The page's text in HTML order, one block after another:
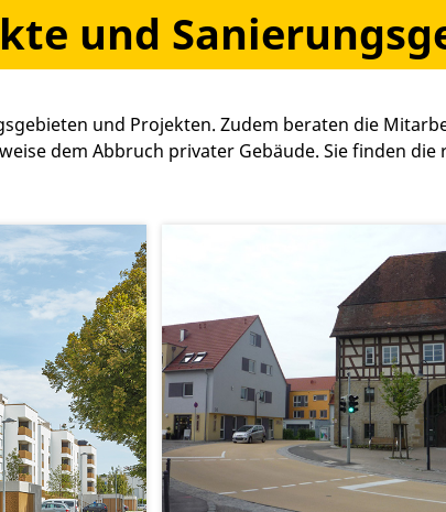
und
und Projekten. Zudem beraten die
dem Abbruch privater Gebäude. Sie finden